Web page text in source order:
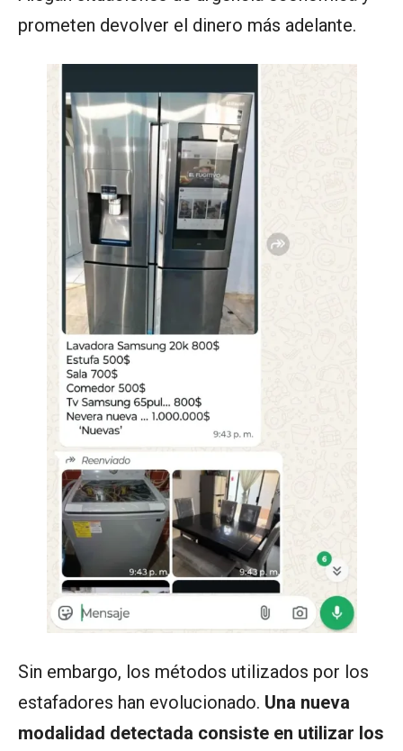
prometen devolver el dinero más adelante.
Sin embargo, los métodos utilizados por los
estafadores han evolucionado. Una nueva
modalidad detectada consiste en utilizar los